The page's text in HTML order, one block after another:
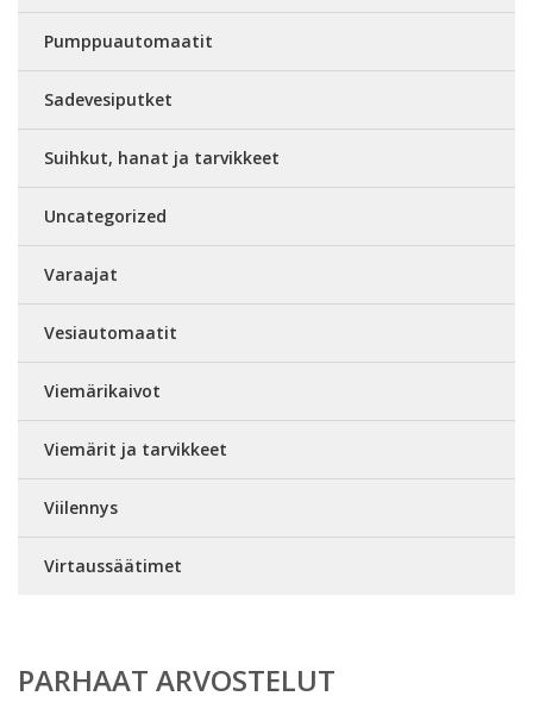
Pumppuautomaatit
Sadevesiputket
Suihkut, hanat ja tarvikkeet
Uncategorized
Varaajat
Vesiautomaatit
Viemärikaivot
Viemärit ja tarvikkeet
Viilennys
Virtaussäätimet
PARHAAT ARVOSTELUT